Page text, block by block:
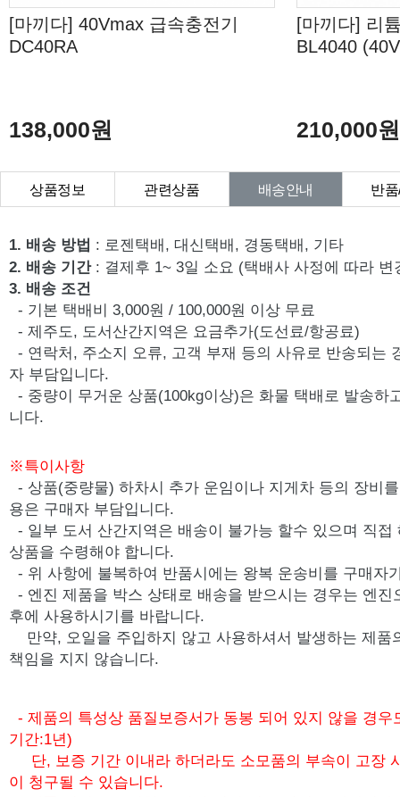
[마끼다] 40Vmax 급속충전기
DC40RA
138,000원
[마끼다] 리
BL4040
210,000원
상품정보 관련상품 배송안내 반
1. 배송 방법 : 로젠택배, 대신택배, 경동택배, 기타
2. 배송 기간 : 결제후 1~ 3일 소요 (택배사 사정에 따라 변
3. 배송 조건
- 기본 택배비 3,000원 / 100,000원 이상 무료
- 제주도, 도서산간지역은 요금추가(도선료/항공료)
- 연락처, 주소지 오류, 고객 부재 등의 사유로 반송되는
자 부담입니다.
- 중량이 무거운 상품(100kg이상)은 화물 택배로 발송하
니다.
※특이사항
- 상품(중량물) 하차시 추가 운임이나 지게차 등의 장비
용은 구매자 부담입니다.
- 일부 도서 산간지역은 배송이 불가능 할수 있으며 직접
상품을 수령해야 합니다.
- 위 사항에 불복하여 반품시에는 왕복 운송비를 구매자
- 엔진 제품을 박스 상태로 배송을 받으시는 경우는 엔진
후에 사용하시기를 바랍니다.
만약, 오일을 주입하지 않고 사용하셔서 발생하는 제품
책임을 지지 않습니다.
- 제품의 특성상 품질보증서가 동봉 되어 있지 않을 경우
기간:1년)
단, 보증 기간 이내라 하더라도 소모품의 부속이 고장
이 청구될 수 있습니다.